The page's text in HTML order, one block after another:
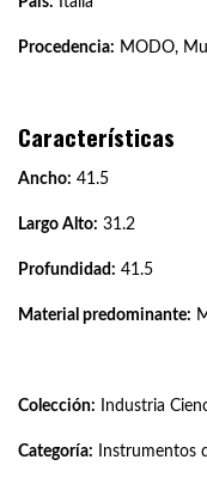
Procedencia: MODO,
Características
Ancho: 41.5
Largo Alto: 31.2
Profundidad: 41.5
Material predominante:
Colección: Industria
Categoría: Instrumentos